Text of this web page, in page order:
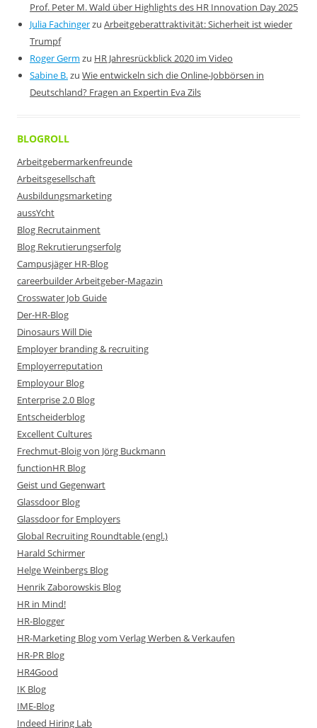
Prof. Peter M. Wald über Highlights des HR Innovation Day 2025
Julia Fachingerzu Arbeitgeberattraktivität: Sicherheit ist wieder
Trumpf
Roger Germ zu HR Jahresrückblick 2020 im Video
Sabine B.zu Wie entwickeln sich die Online-Jobbörsen in
Deutschland? Fragen an Expertin Eva Zils
BLOGROLL
Arbeitgebermarkenfreunde
Arbeitsgesellschaft
Ausbildungsmarketing
aussYcht
Blog Recrutainment
Blog Rekrutierungserfolg
Campusjäger HR-Blog
careerbuilder Arbeitgeber-Magazin
Crosswater Job Guide
Der-HR-Blog
Dinosaurs Will Die
Employer branding & recruiting
Employerreputation
Employour Blog
Enterprise 2.0 Blog
Entscheiderblog
Excellent Cultures
Frechmut-Bloig von Jörg Buckmann
functionHR Blog
Geist und Gegenwart
Glassdoor Blog
Glassdoor for Employers
Global Recruiting Roundtable (engl.)
Harald Schirmer
Helge Weinbergs Blog
Henrik Zaborowskis Blog
HR in Mind!
HR-Blogger
HR-Marketing Blog vom Verlag Werben & Verkaufen
HR-PR Blog
HR4Good
IK Blog
IME-Blog
Indeed Hiring Lab